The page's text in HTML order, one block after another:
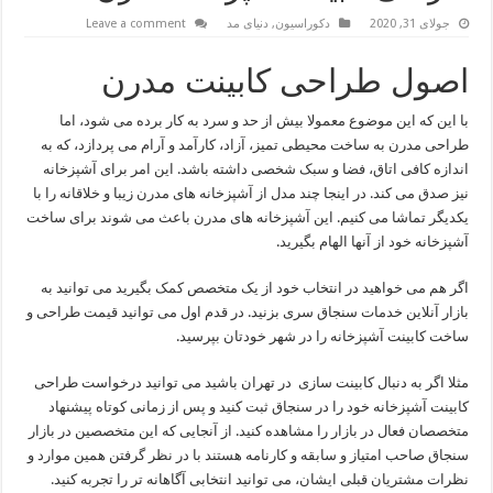
جولای 31, 2020 دکوراسیون, دنیای مد Leave a comment
اصول طراحی کابینت مدرن
با این که این موضوع معمولا بیش از حد و سرد به کار برده می شود، اما
طراحی مدرن به ساخت محیطی تمیز، آزاد، کارآمد و آرام می پردازد، که به
اندازه کافی اتاق، فضا و سبک شخصی داشته باشد. این امر برای آشپزخانه
نیز صدق می کند. در اینجا چند مدل از آشپزخانه های مدرن زیبا و خلاقانه را با
یکدیگر تماشا می کنیم. این آشپزخانه های مدرن باعث می شوند برای ساخت
آشپزخانه خود از آنها الهام بگیرید.
اگر هم می خواهید در انتخاب خود از یک متخصص کمک بگیرید می توانید به
بازار آنلاین خدمات سنجاق سری بزنید. در قدم اول می توانید قیمت طراحی و
ساخت کابینت آشپزخانه را در شهر خودتان بپرسید.
مثلا اگر به دنبال کابینت سازی در تهران باشید می توانید درخواست طراحی
کابینت آشپزخانه خود را در سنجاق ثبت کنید و پس از زمانی کوتاه پیشنهاد
متخصصان فعال در بازار را مشاهده کنید. از آنجایی که این متخصصین در بازار
سنجاق صاحب امتیاز و سابقه و کارنامه هستند با در نظر گرفتن همین موارد و
نظرات مشتریان قبلی ایشان، می توانید انتخابی آگاهانه تر را تجربه کنید.